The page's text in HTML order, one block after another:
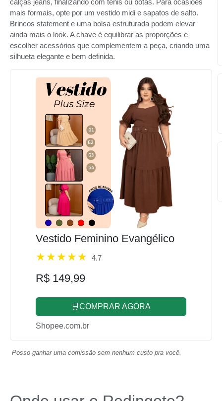
mais formais, opte por um vestido midi e sapatos de salto.
Brincos statement e uma bolsa estruturada podem elevar
ainda mais o look. A chave é equilibrar as proporções e
escolher acessórios que complementem a peça, criando uma
silhueta elegante e bem definida.
Vestido Feminino Evangélico
4.7
R$ 149,99
🛒COMPRAR AGORA
Shopee.com.br
Posso ganhar uma comissão sem nenhum custo pra você.